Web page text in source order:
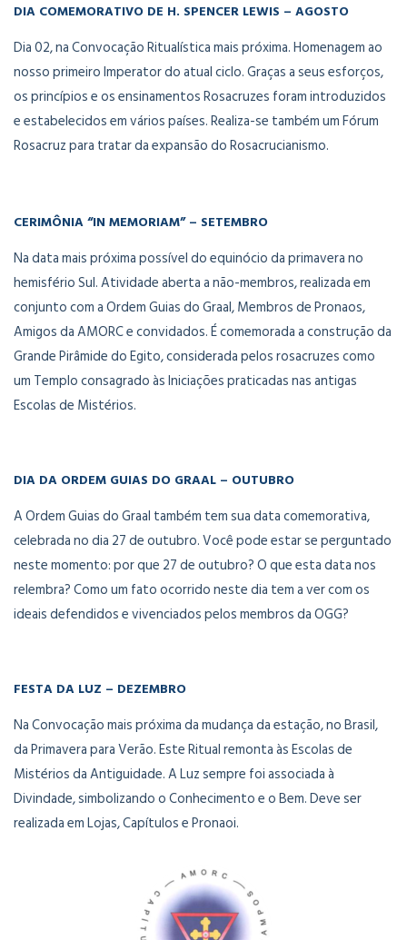
DIA COMEMORATIVO DE H. SPENCER LEWIS – AGOSTO
Dia 02, na Convocação Ritualística mais próxima. Homenagem ao
nosso primeiro Imperator do atual ciclo. Graças a seus esforços,
os princípios e os ensinamentos Rosacruzes foram introduzidos
e estabelecidos em vários países. Realiza-se também um Fórum
Rosacruz para tratar da expansão do Rosacrucianismo.
CERIMÔNIA “IN MEMORIAM” – SETEMBRO
Na data mais próxima possível do equinócio da primavera no
hemisfério Sul. Atividade aberta a não-membros, realizada em
conjunto com a Ordem Guias do Graal, Membros de Pronaos,
Amigos da AMORC e convidados. É comemorada a construção da
Grande Pirâmide do Egito, considerada pelos rosacruzes como
um Templo consagrado às Iniciações praticadas nas antigas
Escolas de Mistérios.
DIA DA ORDEM GUIAS DO GRAAL – OUTUBRO
A Ordem Guias do Graal também tem sua data comemorativa,
celebrada no dia 27 de outubro. Você pode estar se perguntado
neste momento: por que 27 de outubro? O que esta data nos
relembra? Como um fato ocorrido neste dia tem a ver com os
ideais defendidos e vivenciados pelos membros da OGG?
FESTA DA LUZ – DEZEMBRO
Na Convocação mais próxima da mudança da estação, no Brasil,
da Primavera para Verão. Este Ritual remonta às Escolas de
Mistérios da Antiguidade. A Luz sempre foi associada à
Divindade, simbolizando o Conhecimento e o Bem. Deve ser
realizada em Lojas, Capítulos e Pronaoi.